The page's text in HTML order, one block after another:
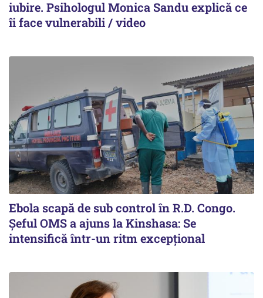
iubire. Psihologul Monica Sandu explică ce
îi face vulnerabili / video
Ebola scapă de sub control în R.D. Congo.
Șeful OMS a ajuns la Kinshasa: Se
intensifică într-un ritm excepţional